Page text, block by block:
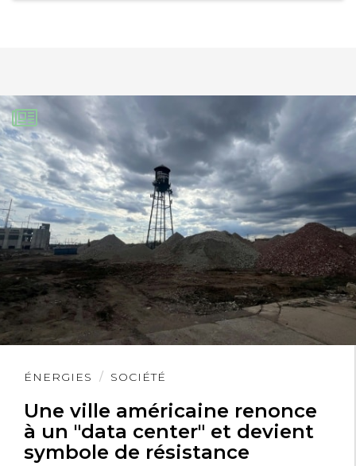
ÉNERGIES SOCIÉTÉ
Une ville américaine renonce
à un "data center" et devient
symbole de résistance
Lire